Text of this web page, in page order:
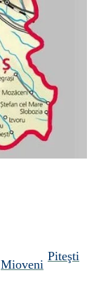
Mioveni
Piteşti